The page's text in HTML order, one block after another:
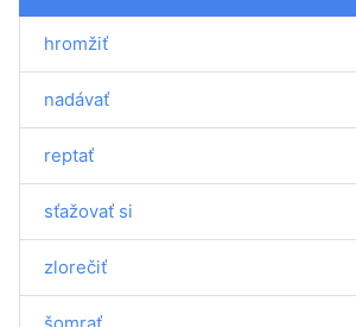
hromžiť
nadávať
reptať
sťažovať si
zlorečiť